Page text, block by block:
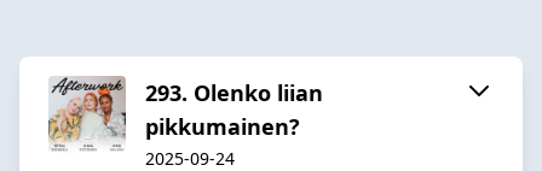
293. Olenko liian
pikkumainen?
2025-09-24